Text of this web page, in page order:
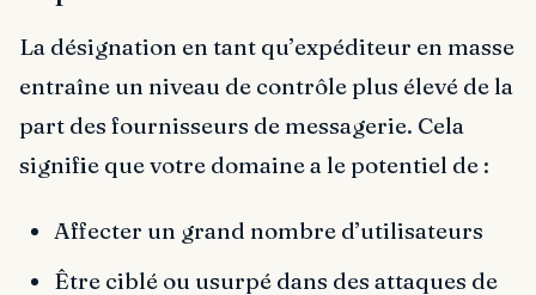
La désignation en tant qu’expéditeur en masse
entraîne un niveau de contrôle plus élevé de la
part des fournisseurs de messagerie. Cela
signifie que votre domaine a le potentiel de :
Affecter un grand nombre d’utilisateurs
Être ciblé ou usurpé dans des attaques de